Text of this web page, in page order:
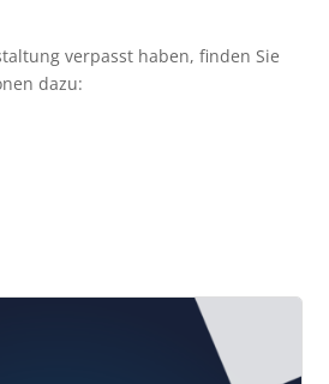
verpasst haben, finden Sie
dazu: